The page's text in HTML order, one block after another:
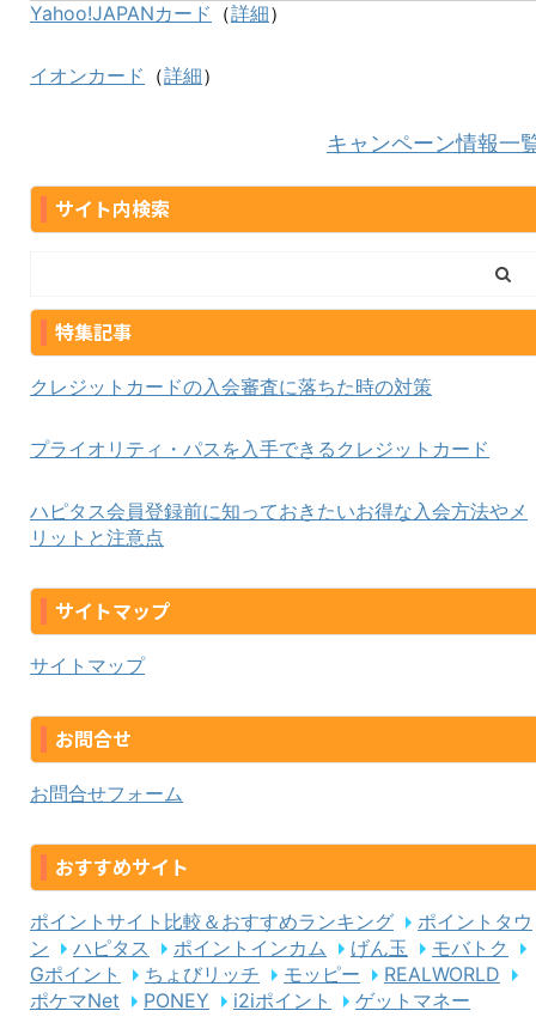
Yahoo!JAPANカード （詳細）
イオンカード （詳細）
キャンペーン情報一
サイト内検索
特集記事
クレジットカードの入会審査に落ちた時の対策
プライオリティ・パスを入手できるクレジットカード
ハピタス会員登録前に知っておきたいお得な入会方法やメ
リットと注意点
サイトマップ
サイトマップ
お問合せ
お問合せフォーム
おすすめサイト
ポイントサイト比較＆おすすめランキング
ポイントタウ
ン
ハピタス ポイントインカム げん玉
モバトク
Gポイント
ちょびリッチ モッピー
REALWORLD
ポケマNet
PONEY i2iポイント ゲットマネー